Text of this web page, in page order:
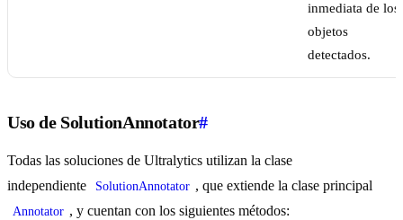
inmediata de los
objetos
detectados.
Uso de SolutionAnnotator#
Todas las soluciones de Ultralytics utilizan la clase
independiente
SolutionAnnotator , que extiende la clase principal
Annotator , y cuentan con los siguientes métodos: